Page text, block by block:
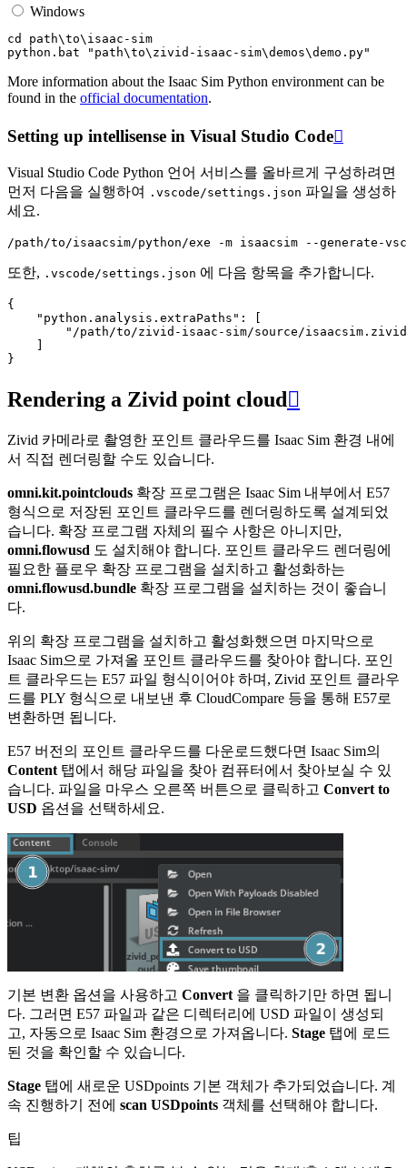
Windows
cd
path\to\isaac-sim
python.bat
"path\to\zivid-isaac-sim\demos\demo.py"
More information about the Isaac Sim Python environment can be
found in the official documentation.
Setting up intellisense in Visual Studio Code
Visual Studio Code Python 언어 서비스를 올바르게 구성하려면
먼저 다음을 실행하여
.vscode/settings.json 파일을 생성하
세요.
또한, .vscode/settings.json 에 다음 항목을 추가합니다.
{
"python.analysis.extraPaths" :
[
"/path/to/zivid-isaac-sim/source/
]
}
Rendering a Zivid point cloud
Zivid 카메라로 촬영한 포인트 클라우드를 Isaac Sim 환경 내에
서 직접 렌더링할 수도 있습니다.
omni.kit.pointclouds 확장 프로그램은 Isaac Sim 내부에서 E57
형식으로 저장된 포인트 클라우드를 렌더링하도록 설계되었
습니다. 확장 프로그램 자체의 필수 사항은 아니지만,
omni.flowusd 도 설치해야 합니다. 포인트 클라우드 렌더링에
필요한 플로우 확장 프로그램을 설치하고 활성화하는
omni.flowusd.bundle 확장 프로그램을 설치하는 것이 좋습니
다.
위의 확장 프로그램을 설치하고 활성화했으면 마지막으로
Isaac Sim으로 가져올 포인트 클라우드를 찾아야 합니다. 포인
트 클라우드는 E57 파일 형식이어야 하며, Zivid 포인트 클라우
드를 PLY 형식으로 내보낸 후 CloudCompare 등을 통해 E57로
변환하면 됩니다.
E57 버전의 포인트 클라우드를 다운로드했다면 Isaac Sim의
Content 탭에서 해당 파일을 찾아 컴퓨터에서 찾아보실 수 있
습니다. 파일을 마우스 오른쪽 버튼으로 클릭하고 Convert to
USD 옵션을 선택하세요.
기본 변환 옵션을 사용하고 Convert 을 클릭하기만 하면 됩니
다. 그러면 E57 파일과 같은 디렉터리에 USD 파일이 생성되
고, 자동으로 Isaac Sim 환경으로 가져옵니다. Stage 탭에 로드
된 것을 확인할 수 있습니다.
Stage 탭에 새로운 USDpoints 기본 객체가 추가되었습니다. 계
속 진행하기 전에 scan USDpoints 객체를 선택해야 합니다.
팁